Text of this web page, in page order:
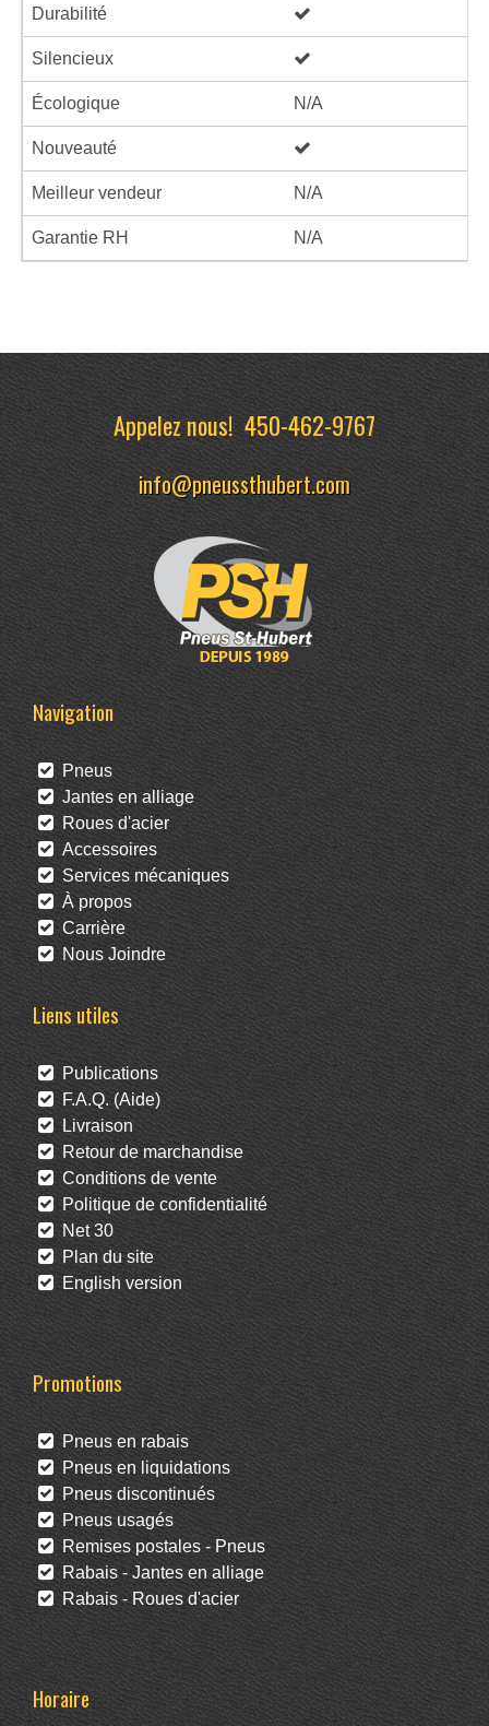
Durabilité
Silencieux
Écologique N/A
Nouveauté
Meilleur vendeur N/A
Garantie RH N/A
Appelez nous!450-462-9767
info@pneussthubert.com
Navigation
Pneus
Jantes en alliage
Roues d'acier
Accessoires
Services mécaniques
À propos
Carrière
Nous Joindre
Liens utiles
Publications
F.A.Q. (Aide)
Livraison
Retour de marchandise
Conditions de vente
Politique de confidentialité
Net 30
Plan du site
English version
Promotions
Pneus en rabais
Pneus en liquidations
Pneus discontinués
Pneus usagés
Remises postales - Pneus
Rabais - Jantes en alliage
Rabais - Roues d'acier
Horaire